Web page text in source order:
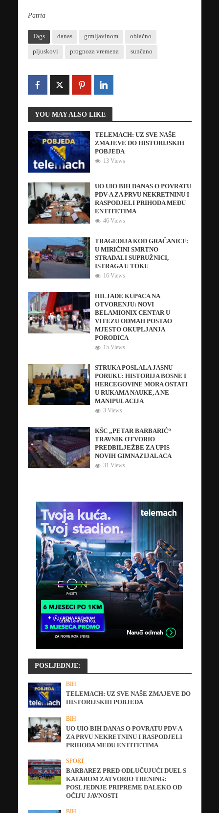
Patria
Tags danas grmljavinom oblačno
pljuskovi prognoza vremena sunčano
YOU MAY ALSO LIKE
TELEMACH: UZ SVE NAŠE
ZMAJEVE DO HISTORIJSKIH
POBJEDA
13 Views
UO UIO BIH DANAS O POVRATU
PDV-A ZA PRVU NEKRETNINU I
RASPODJELI PRIHODA MEĐU
ENTITETIMA
46 Views
TRAGEDIJA KOD GRAČANICE:
U MIRIČINI SMRTNO
STRADALI SUPRUŽNICI,
ISTRAGA U TOKU
16 Views
HILJADE KUPACA NA
OTVORENJU: NOVI
BELAMIONIX CENTAR U
VITEZU ODMAH POSTAO
MJESTO OKUPLJANJA
PORODICA
15 Views
STRUKA POSLALA JASNU
PORUKU: HISTORIJA BOSNE I
HERCEGOVINE MORA OSTATI
U RUKAMA NAUKE, A NE
MANIPULACIJA
3 Views
KŠC „PETAR BARBARIĆ“
TRAVNIK OTVORIO
PREDBILJEŽBE ZA UPIS
NOVIH GIMNAZIJALACA
31 Views
POSLJEDNJE:
BIH
TELEMACH: UZ SVE NAŠE ZMAJEVE DO
HISTORIJSKIH POBJEDA
BIH
UO UIO BIH DANAS O POVRATU PDV-A
ZA PRVU NEKRETNINU I RASPODJELI
PRIHODA MEĐU ENTITETIMA
SPORT
BARBAREZ PRED ODLUČUJUĆI DUEL S
KATAROM ZATVORIO TRENING:
POSLJEDNJE PRIPREME DALEKO OD
OČIJU JAVNOSTI